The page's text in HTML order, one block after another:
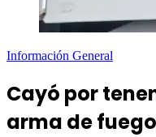
Información General
Cayó por
arma de